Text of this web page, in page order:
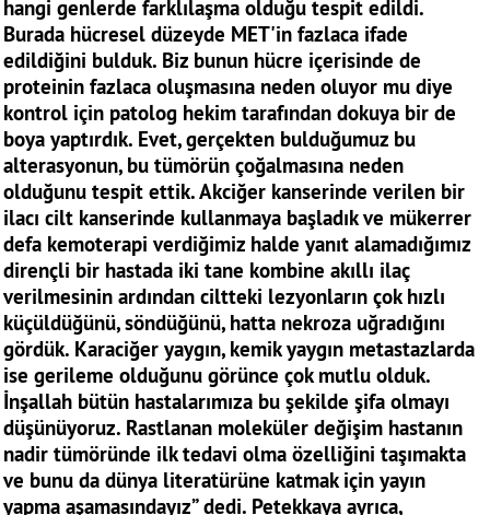
hangi genlerde farklılaşma olduğu tespit edildi.
Burada hücresel düzeyde MET'in fazlaca ifade
edildiğini bulduk. Biz bunun hücre içerisinde de
proteinin fazlaca oluşmasına neden oluyor mu diye
kontrol için patolog hekim tarafından dokuya bir de
boya yaptırdık. Evet, gerçekten bulduğumuz bu
alterasyonun, bu tümörün çoğalmasına neden
olduğunu tespit ettik. Akciğer kanserinde verilen bir
ilacı cilt kanserinde kullanmaya başladık ve mükerrer
defa kemoterapi verdiğimiz halde yanıt alamadığımız
dirençli bir hastada iki tane kombine akıllı ilaç
verilmesinin ardından ciltteki lezyonların çok hızlı
küçüldüğünü, söndüğünü, hatta nekroza uğradığını
gördük. Karaciğer yaygın, kemik yaygın metastazlarda
ise gerileme olduğunu görünce çok mutlu olduk.
İnşallah bütün hastalarımıza bu şekilde şifa olmayı
düşünüyoruz. Rastlanan moleküler değişim hastanın
nadir tümöründe ilk tedavi olma özelliğini taşımakta
ve bunu da dünya literatürüne katmak için yayın
yapma aşamasındayız” dedi. Petekkaya ayrıca,